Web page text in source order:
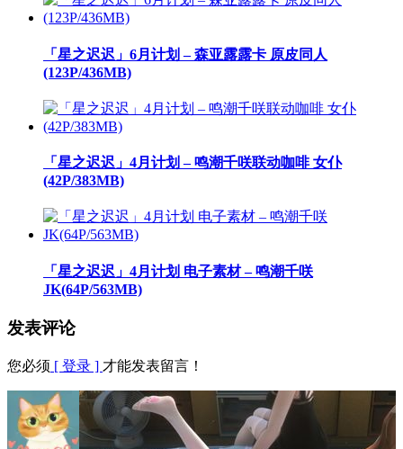
「星之迟迟」6月计划 – 森亚露露卡 原皮同人
(123P/436MB)
「星之迟迟」4月计划 – 鸣潮千咲联动咖啡 女仆
(42P/383MB)
「星之迟迟」4月计划 电子素材 – 鸣潮千咲
JK(64P/563MB)
发表评论
您必须 [ 登录 ] 才能发表留言！